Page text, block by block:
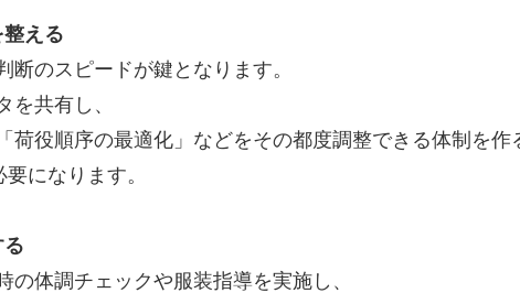
える
のスピードが鍵となります。
を共有し、
荷役順序の最適化」などをその都度調整できる体制を
になります。
体調チェックや服装指導を実施し、